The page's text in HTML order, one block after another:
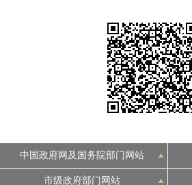
阳光政务
12345网上接诉即办 我要咨询
参与调查 在线访谈
中国政府网及国务院部门网站
市级政府部门网站